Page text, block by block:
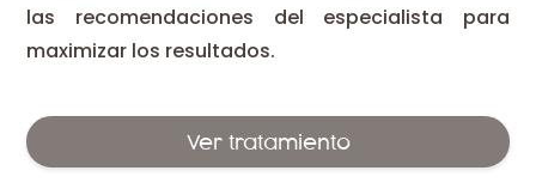
las recomendaciones del especialista para
maximizar los resultados.
Ver tratamiento